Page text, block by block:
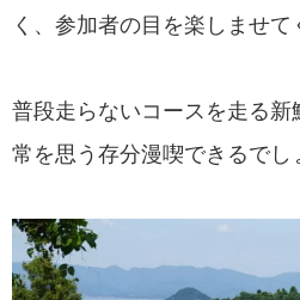
く、参加者の目を楽しませて
普段走らないコースを走る新
常を思う存分漫喫できるでし